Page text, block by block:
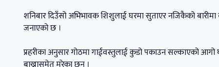
शनिबार दिउँसो अभिभावक शिशुलाई घरमा सुताएर नजिकैको
जनाएको छ ।
प्रहरीका अनुसार गोठमा गाईवस्तुलाई कुडो पकाउन सल्काएको